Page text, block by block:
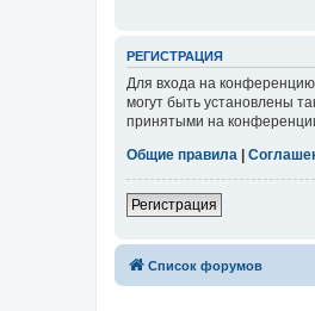
РЕГИСТРАЦИЯ
Для входа на
могут быть установлены
принятыми на
Общие правила
Регистрация
Список форумов